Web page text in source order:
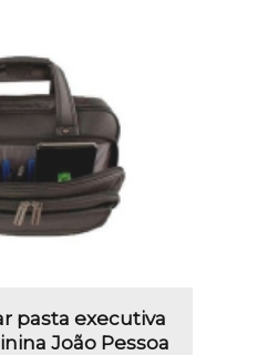
pasta executiva
João Pessoa